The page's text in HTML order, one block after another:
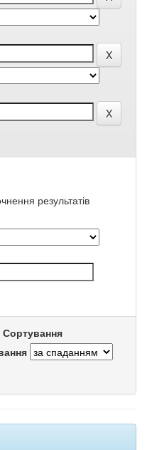
результатів
Сортування